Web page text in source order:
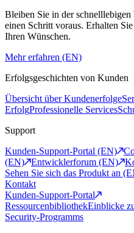
Bleiben Sie in der
einen Schritt voraus. Erhalten
Ihren Wünschen.
Mehr erfahren (EN)
Erfolgsgeschichten von Kunden
Übersicht über Kundenerfolge
ErfolgProfessionelle Services
Support
Kunden-Support-Portal (EN)
(EN)
Entwicklerforum (EN)
Sehen Sie sich das Produkt an
Kontakt
Kunden-Support-Portal
RessourcenbibliothekEinblicke
Security-Programms